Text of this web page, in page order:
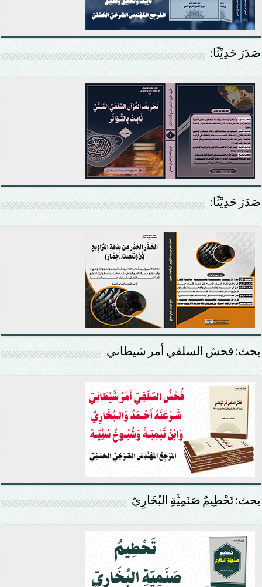
صَدَرَ حَدِيْثًا:
صَدَرَ حَدِيْثًا:
بحث: فحش السلفي أمر شيطاني
بحث: تَحْطِيمُ صَنَمِيَّةِ البُخَارِيّ